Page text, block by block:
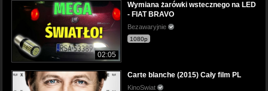
02:05
Wymiana żarówki wstecznego na LED
- FIAT BRAVO
Bezawaryjnie
1080p
Carte blanche (2015) Cały film PL
KinoSwiat